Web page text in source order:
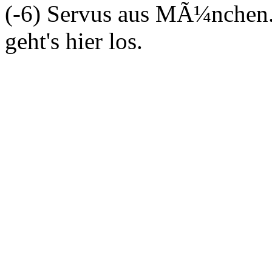
(-6) Servus aus
geht's hier los.